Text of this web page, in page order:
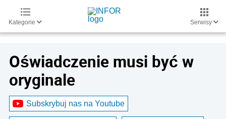
Kategorie Serwisy
Oświadczenie musi być w
oryginale
Subskrybuj nas na Youtube